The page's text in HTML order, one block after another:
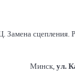
Минск, ул.